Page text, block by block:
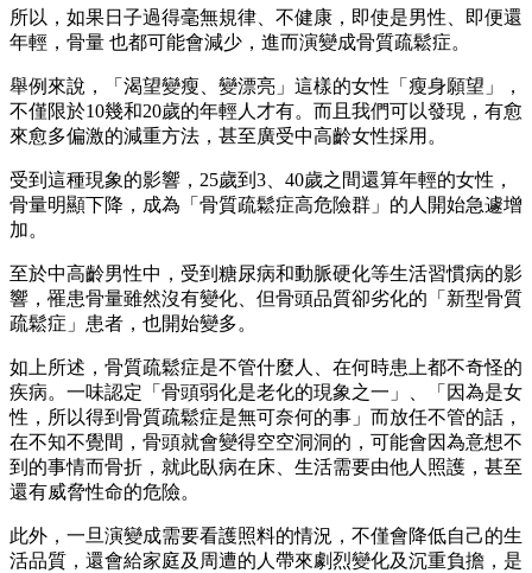
所以，如果日子過得毫無規律、不健康，即使是男性、即便還
年輕，骨量 也都可能會減少，進而演變成骨質疏鬆症。
舉例來說，「渴望變瘦、變漂亮」這樣的女性「瘦身願望」，
不僅限於10幾和20歲的年輕人才有。而且我們可以發現，有愈
來愈多偏激的減重方法，甚至廣受中高齡女性採用。
受到這種現象的影響，25歲到3、40歲之間還算年輕的女性，
骨量明顯下降，成為「骨質疏鬆症高危險群」的人開始急遽增
加。
至於中高齡男性中，受到糖尿病和動脈硬化等生活習慣病的影
響，罹患骨量雖然沒有變化、但骨頭品質卻劣化的「新型骨質
疏鬆症」患者，也開始變多。
如上所述，骨質疏鬆症是不管什麼人、在何時患上都不奇怪的
疾病。一味認定「骨頭弱化是老化的現象之一」、「因為是女
性，所以得到骨質疏鬆症是無可奈何的事」而放任不管的話，
在不知不覺間，骨頭就會變得空空洞洞的，可能會因為意想不
到的事情而骨折，就此臥病在床、生活需要由他人照護，甚至
還有威脅性命的危險。
此外，一旦演變成需要看護照料的情況，不僅會降低自己的生
活品質，還會給家庭及周遭的人帶來劇烈變化及沉重負擔，是